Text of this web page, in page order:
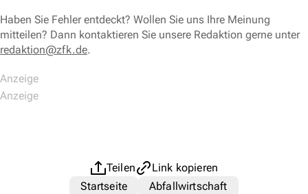
Haben Sie Fehler entdeckt? Wollen Sie uns Ihre Meinung
mitteilen? Dann kontaktieren Sie unsere Redaktion gerne unter
redaktion@zfk.de.
Teilen
Link kopieren
Startseite
Abfallwirtschaft